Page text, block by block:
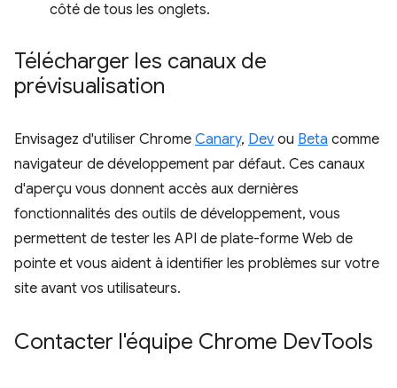
côté de tous les onglets.
Télécharger les canaux de
prévisualisation
Envisagez d'utiliser Chrome Canary, Dev ou Beta comme
navigateur de développement par défaut. Ces canaux
d'aperçu vous donnent accès aux dernières
fonctionnalités des outils de développement, vous
permettent de tester les API de plate-forme Web de
pointe et vous aident à identifier les problèmes sur votre
site avant vos utilisateurs.
Contacter l'équipe Chrome DevTools